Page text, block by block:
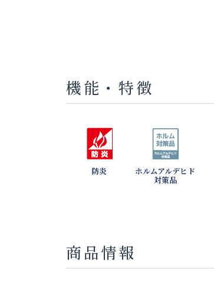
機能・特徴
防炎 ホルムアルデヒド
対策品
商品情報